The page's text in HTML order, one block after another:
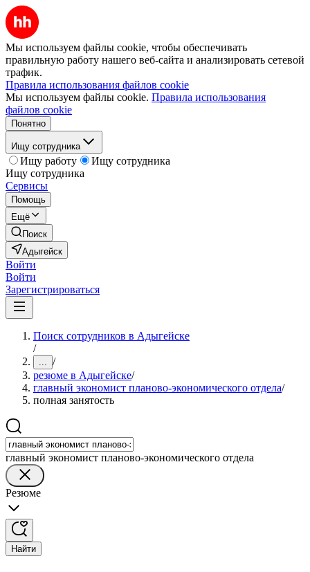
Мы используем файлы cookie, чтобы обеспечивать
правильную работу нашего веб-сайта и анализировать сетевой
трафик.
Правила использования файлов cookie
Мы используем файлы cookie. Правила использования
файлов cookie
Понятно
Ищу сотрудника
Ищу работу
Ищу сотрудника
Ищу сотрудника
Сервисы
Помощь
Ещё
Поиск
Адыгейск
Войти
Войти
Зарегистрироваться
Поиск сотрудников в Адыгейске
/
... /
резюме в Адыгейске/
главный экономист планово-экономического отдела/
полная занятость
главный экономист планово-экономического отдела
Резюме
Найти